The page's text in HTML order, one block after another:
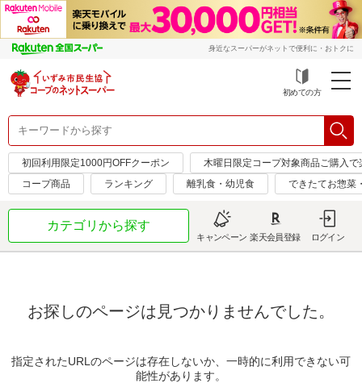
身近なスーパーがネットで便利に・おトクに
初めての方
初回利用限定1000円OFFクーポン
木曜日限定コープ対象商品ご購入
コープ商品
ランキング 離乳食・幼児食 できたてお惣菜
カテゴリから探す
キャンペーン 楽天会員登録 ログイン
お探しのページは見つかりませんでした。
指定されたURLのページは存在しないか、一時的に利用できない可
能性があります。